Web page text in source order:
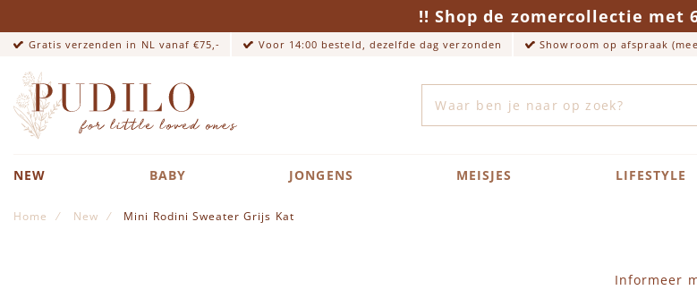
!! Shop de zomercollectie met
Gratis verzenden in NL vanaf €75,- Voor 14:00 besteld, dezelfde dag verzonden Showroom op afspraak
NEW BABY JONGENS MEISJES LIFESTYLE
Home New Mini Rodini Sweater Grijs Kat
Informeer